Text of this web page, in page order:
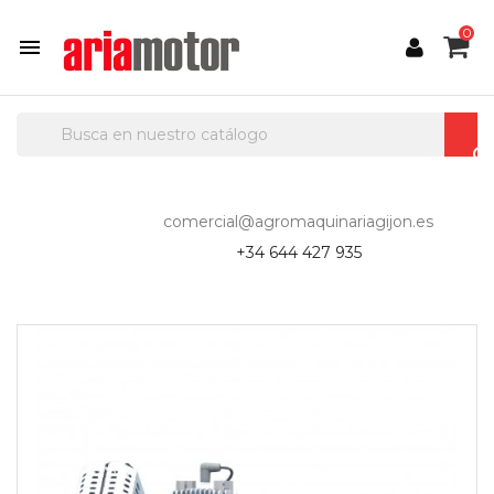

0
comercial@agromaquinariagijon.es
+34 644 427 935